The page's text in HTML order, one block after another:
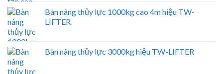
Bàn nâng thủy lực 1000kg cao 4m hiệu TW-
LIFTER
Bàn nâng thủy lực 3000kg hiệu TW-LIFTER